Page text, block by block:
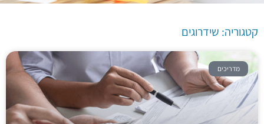
קטגוריה: שידרוגים
מדריכים